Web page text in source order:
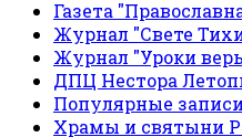
Газета
Журнал "Свете
Журнал "Уроки
ДПЦ Нестора
Популярные записи
Храмы и святыни